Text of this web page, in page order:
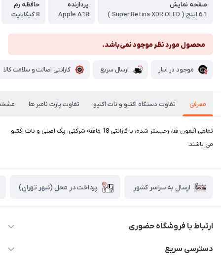
صفحه نمایش
6.1 اینچ ( Super Retina XDR OLED )
پردازنده
Apple A18
حافظه رم
8 گیگابایت
محصول مورد نظر موجود نمی‌باشد.
موجود در انبار ارسال سریع گارانتی اصالت و سلامت کالا
معرفی تفاوت دستگاه اکتیو و نات اکتیو تفاوت پارت نامبر ها
تمامی آیفون ها، رجیستر شده، با گارانتی 18 ماهه شرکتی، پک اصلی و نات اکتیو
می باشند.
ارسال به سراسر کشور پرداخت در محل (شهر تهران)
ارتباط با فروشگاه حضوری
02188874370 - 02188874371
دسترسی سریع